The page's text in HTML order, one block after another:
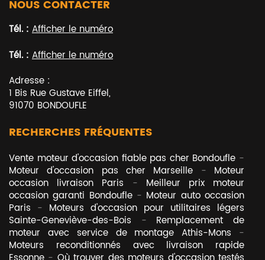
NOUS CONTACTER
Tél. : Afficher le numéro
Tél. : Afficher le numéro
Adresse :
1 Bis Rue Gustave Eiffel,
91070 BONDOUFLE
RECHERCHES FRÉQUENTES
Vente moteur d'occasion fiable pas cher Bondoufle
Moteur d'occasion pas cher Marseille
Moteur
occasion livraison Paris
Meilleur prix moteur
occasion garanti Bondoufle
Moteur auto occasion
Paris
Moteurs d'occasion pour utilitaires légers
Sainte-Geneviève-des-Bois
Remplacement de
moteur avec service de montage Athis-Mons
Moteurs reconditionnés avec livraison rapide